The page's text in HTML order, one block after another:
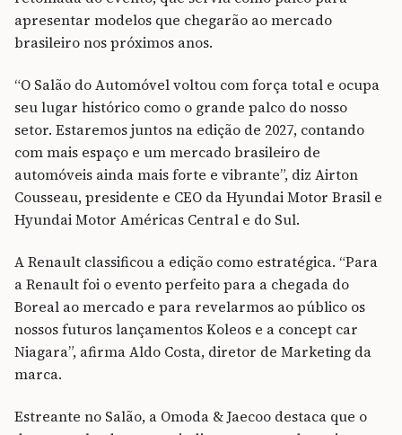
apresentar modelos que chegarão ao mercado
brasileiro nos próximos anos.
“O Salão do Automóvel voltou com força total e ocupa
seu lugar histórico como o grande palco do nosso
setor. Estaremos juntos na edição de 2027, contando
com mais espaço e um mercado brasileiro de
automóveis ainda mais forte e vibrante”, diz Airton
Cousseau, presidente e CEO da Hyundai Motor Brasil e
Hyundai Motor Américas Central e do Sul.
A Renault classificou a edição como estratégica. “Para
a Renault foi o evento perfeito para a chegada do
Boreal ao mercado e para revelarmos ao público os
nossos futuros lançamentos Koleos e a concept car
Niagara”, afirma Aldo Costa, diretor de Marketing da
marca.
Estreante no Salão, a Omoda & Jaecoo destaca que o